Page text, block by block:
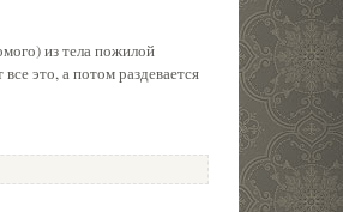
из тела пожилой
это, а потом раздевается